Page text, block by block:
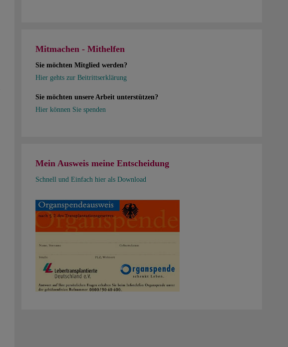
Mitmachen - Mithelfen
Sie möchten Mitglied werden?
Hier gehts zur Beitrittserklärung
Sie möchten unsere Arbeit unterstützen?
Hier können Sie spenden
Mein Ausweis meine Entscheidung
Schnell und Einfach hier als Download